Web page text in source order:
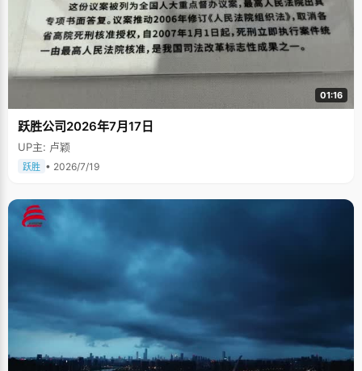
01:16
跃胜公司2026年7月17日
UP主: 卢颖
跃胜 • 2026/7/19